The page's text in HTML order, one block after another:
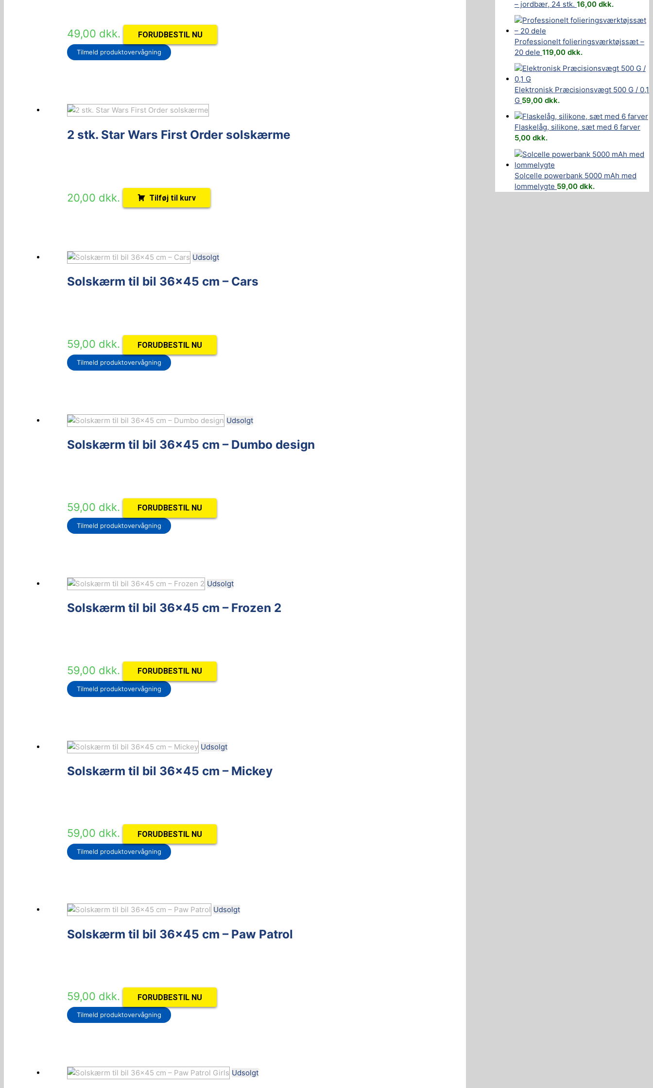
49,00 dkk. FORUDBESTIL NU
Tilmeld produktovervågning
2 stk. Star Wars First Order solskærme
20,00 dkk. Tilføj til kurv
Udsolgt
Solskærm til bil 36×45 cm – Cars
59,00 dkk. FORUDBESTIL NU
Tilmeld produktovervågning
Udsolgt
Solskærm til bil 36×45 cm – Dumbo design
59,00 dkk. FORUDBESTIL NU
Tilmeld produktovervågning
Udsolgt
Solskærm til bil 36×45 cm – Frozen 2
59,00 dkk. FORUDBESTIL NU
Tilmeld produktovervågning
Udsolgt
Solskærm til bil 36×45 cm – Mickey
59,00 dkk. FORUDBESTIL NU
Tilmeld produktovervågning
Udsolgt
Solskærm til bil 36×45 cm – Paw Patrol
59,00 dkk. FORUDBESTIL NU
Tilmeld produktovervågning
Udsolgt
– jordbær, 24 stk. 16,00 dkk.
Professionelt folieringsværktøjssæt –
20 dele 119,00 dkk.
Elektronisk Præcisionsvægt 500 G / 0,1
G 59,00 dkk.
Flaskelåg, silikone, sæt med 6 farver
5,00 dkk.
Solcelle powerbank 5000 mAh med
lommelygte 59,00 dkk.